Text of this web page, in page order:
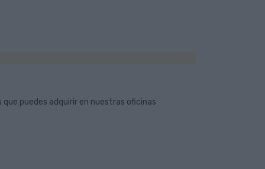
puedes adquirir en nuestras oficinas